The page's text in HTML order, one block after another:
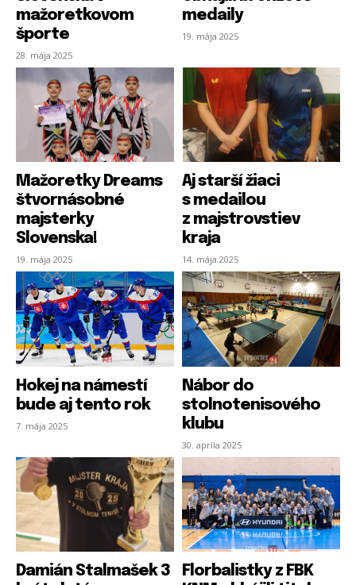
mažoretkovom
športe
28. mája 2025
medaily
19. mája 2025
Mažoretky Dreams
štvornásobné
majsterky
Slovenska!
19. mája 2025
Aj starší žiaci
s medailou
z majstrovstiev
kraja
14. mája 2025
Hokej na námestí
bude aj tento rok
7. mája 2025
Nábor do
stolnotenisového
klubu
30. apríla 2025
Damián Stalmašek 3
Florbalistky z FBK